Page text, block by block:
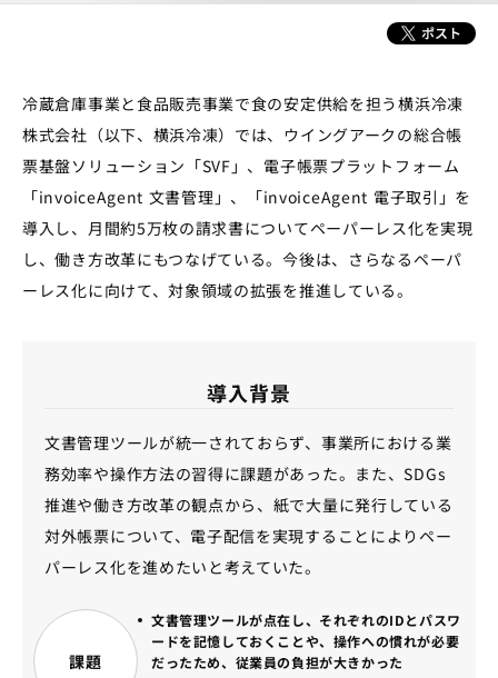
冷蔵倉庫事業と食品販売事業で食の安定供給を担う横浜冷凍
株式会社（以下、横浜冷凍）では、ウイングアークの総合帳
票基盤ソリューション「SVF」、電子帳票プラットフォーム
「invoiceAgent 文書管理」、「invoiceAgent 電子取引」を
導入し、月間約5万枚の請求書についてペーパーレス化を実現
し、働き方改革にもつなげている。今後は、さらなるペーパ
ーレス化に向けて、対象領域の拡張を推進している。
導入背景
文書管理ツールが統一されておらず、事業所における業
務効率や操作方法の習得に課題があった。また、SDGs
推進や働き方改革の観点から、紙で大量に発行している
対外帳票について、電子配信を実現することによりペー
パーレス化を進めたいと考えていた。
課題
文書管理ツールが点在し、それぞれのIDとパスワ
ードを記憶しておくことや、操作への慣れが必要
だったため、従業員の負担が大きかった